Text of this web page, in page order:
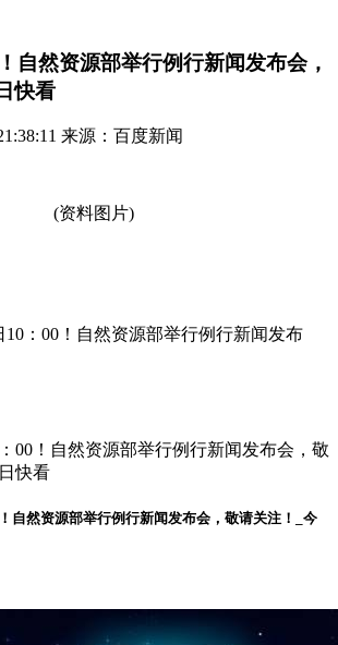
自然资源部举行例行新闻发布会，
快看
来源：百度新闻
(资料图片)
10：00！自然资源部举行例行新闻发布
自然资源部举行例行新闻发布会，敬请关注！_今